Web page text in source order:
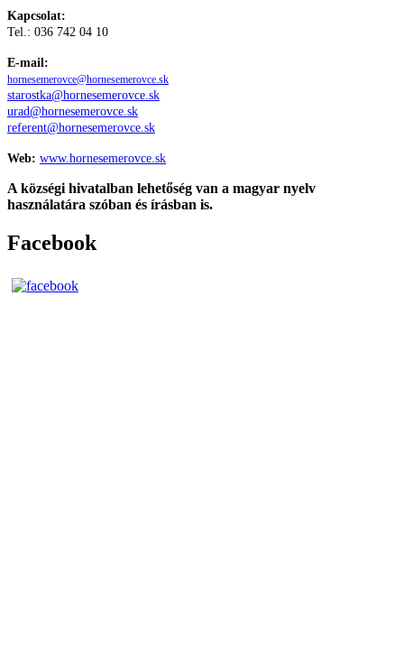
Kapcsolat:
Tel.: 036 742 04 10
E-mail:
hornesemerovce@hornesemerovce.sk
starostka@hornesemerovce.sk
urad@hornesemerovce.sk
referent@hornesemerovce.sk
Web: www.hornesemerovce.sk
A községi hivatalban lehetőség van a magyar nyelv
használatára szóban és írásban is.
Facebook